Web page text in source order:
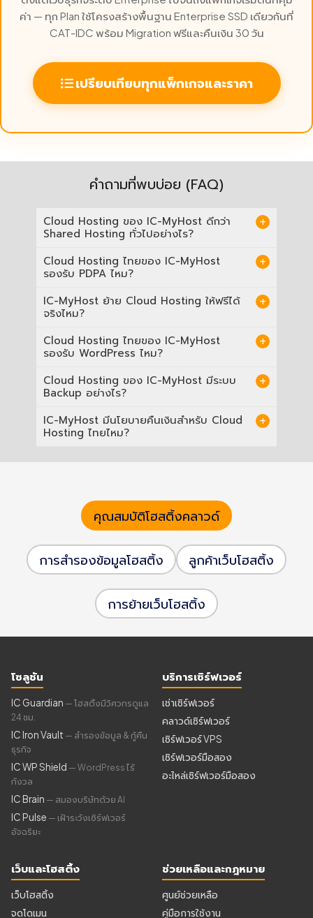
ค่า — ทุก Plan ใช้โครงสร้างพื้นฐาน Enterprise SSD เดียวกันที่
CAT-IDC พร้อม Migration ฟรีและคืนเงิน 30 วัน
เปรียบเทียบทุกแพ็กเกจและราคา
คำถามที่พบบ่อย (FAQ)
Cloud Hosting ของ IC-MyHost ดีกว่า
Shared Hosting ทั่วไปอย่างไร?
Shared Hosting ทั่วไปรันเว็บบนเซิร์ฟเวอร์เครื่อง
เดียว ฮาร์ดแวร์เสียคือ Downtime จนกว่าวิศวกร
จะแก้ไข IC-MyHost Cloud Hosting ใช้ HA
Node ใดมีปัญหา เว็บของคุณสลับไปยัง Node
ที่ปกติโดยอัตโนมัติ ไม่มีการหยุดชะงัก ทุก Plan
สัปดาห์, SSL ฟรี และ Migration ฟรี
Cloud Hosting ไทยของ IC-MyHost
รองรับ PDPA ไหม?
รองรับ ข้อมูล Hosting ของ IC-MyHost เก็บที่
CAT-IDC Airport Zone ไทย 100% ถูกต้อง
ตาม PDPA สำหรับธุรกิจไทย ต่างจากผู้ให้บริการ
IC-MyHost รักษาข้อมูลของคุณอยู่ในไทยตลอด
เวลา มีเอกสารยืนยัน Data Residency พร้อมให้
IC-MyHost ย้าย Cloud Hosting ให้ฟรีได้
จริงไหม?
ได้ IC-MyHost ให้บริการ Migration ฟรีแบบ
Zero Downtime ทุก Plan Cloud Hosting
วิศวกรอาวุโสดูแลย้ายไฟล์เว็บ MySQL
ทุกส่วน — ฟรี นัดเวลาที่กระทบธุรกิจน้อยที่สุด
ไม่มีค่าใช้จ่ายแอบแฝง IC-MyHost ดูแลให้
Cloud Hosting ไทยของ IC-MyHost
รองรับ WordPress ไหม?
รองรับ IC-MyHost Cloud Hosting ปรับแต่ง
เพื่อ WordPress และ CMS หลักทุกตัวรวมถึง
Joomla, Drupal, Magento และ Moodle พร้อม
Let's Encrypt จัดการผ่าน Control Panel หาก
ต้องการ Managed WordPress พร้อมป้องกัน
Cloud Hosting ของ IC-MyHost มีระบบ
Backup อย่างไร?
ทุก Plan Cloud Hosting ของ IC-MyHost รวม
Backup 3 ชั้น: Backup Database รายวัน (เก็บ
30 วัน), Backup Code เว็บรายสัปดาห์ (เก็บ 4
IC-MyHost มีนโยบายคืนเงินสำหรับ Cloud
Hosting ไทยไหม?
เป็นสัญญาคุณภาพของ IC-MyHost ว่าถ้าบริการ
ไม่เป็นไปตามที่คาด คุณไม่ต้องเสียเงิน
คุณสมบัติโฮสติ้งคลาวด์
การสำรองข้อมูลโฮสติ้ง ลูกค้าเว็บโฮสติ้ง
การย้ายเว็บโฮสติ้ง
โซลูชัน
IC Guardian — โฮสติ้งมีวิศวกรดูแล
24 ชม.
IC Iron Vault — สำรองข้อมูล & กู้คืน
ธุรกิจ
IC WP Shield — WordPress ไร้
กังวล
IC Brain — สมองบริษัทด้วย AI
IC Pulse — เฝ้าระวังเซิร์ฟเวอร์
อัจฉริยะ
บริการเซิร์ฟเวอร์
เช่าเซิร์ฟเวอร์
คลาวด์เซิร์ฟเวอร์
เซิร์ฟเวอร์ VPS
เซิร์ฟเวอร์มือสอง
อะไหล่เซิร์ฟเวอร์มือสอง
เว็บและโฮสติ้ง
เว็บโฮสติ้ง
จดโดเมน
ช่วยเหลือและกฎหมาย
ศูนย์ช่วยเหลือ
คู่มือการใช้งาน